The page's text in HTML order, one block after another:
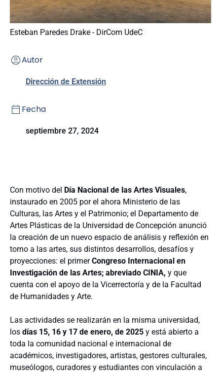
Esteban Paredes Drake - DirCom UdeC
Autor
Dirección de Extensión
Fecha
septiembre 27, 2024
Con motivo del Día Nacional de las Artes Visuales,
instaurado en 2005 por el ahora Ministerio de las
Culturas, las Artes y el Patrimonio; el Departamento de
Artes Plásticas de la Universidad de Concepción anunció
la creación de un nuevo espacio de análisis y reflexión en
torno a las artes, sus distintos desarrollos, desafíos y
proyecciones: el primerCongreso Internacional en
Investigación de las Artes; abreviado CINIA, y que
cuenta con el apoyo de la Vicerrectoría y de la Facultad
de Humanidades y Arte.
Las actividades se realizarán en la misma universidad,
los días 15, 16 y 17 de enero, de 2025 y está abierto a
toda la comunidad nacional e internacional de
académicos, investigadores, artistas, gestores culturales,
museólogos, curadores y estudiantes con vinculación a